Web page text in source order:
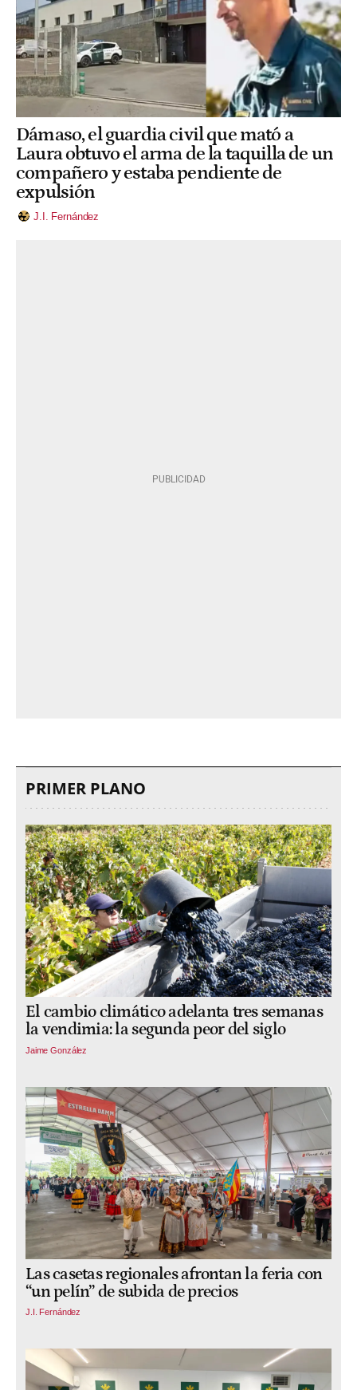
Dámaso, el guardia civil que mató a
Laura obtuvo el arma de la taquilla de un
compañero y estaba pendiente de
expulsión
J.I. Fernández
PRIMER PLANO
El cambio climático adelanta tres semanas
la vendimia: la segunda peor del siglo
Jaime González
Las casetas regionales afrontan la feria con
“un pelín” de subida de precios
J.I. Fernández